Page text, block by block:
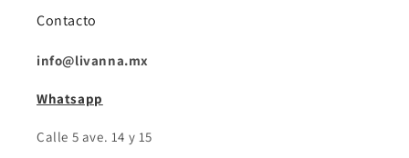
Contacto
info@livanna.mx
Whatsapp
Calle 5 ave. 14 y 15